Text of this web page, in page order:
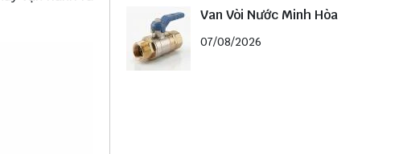
Van Vòi Nước Minh Hòa
07/08/2026